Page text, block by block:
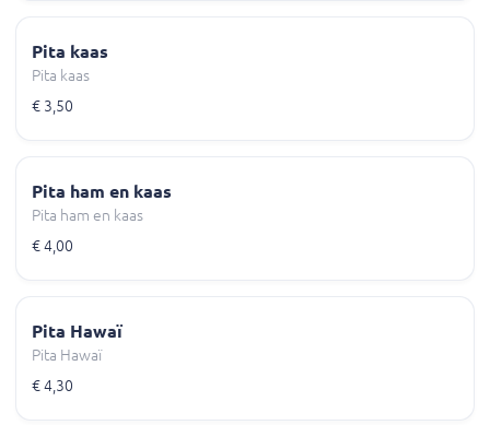
Pita kaas
Pita kaas
€ 3,50
Pita ham en kaas
Pita ham en kaas
€ 4,00
Pita Hawaï
Pita Hawaï
€ 4,30